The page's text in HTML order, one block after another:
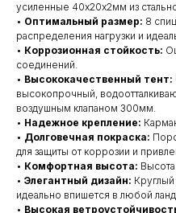
усиленные 40х20х2мм из
• Оптимальный размер: 8
распределения нагрузки и
• Коррозионная стойкость:
соединений.
• Высококачественный тент:
высокопрочный,
воздушным клапаном 300мм.
• Надежное крепление:
• Долговечная покраска:
для защиты от коррозии и
• Комфортная высота:
• Элегантный дизайн:
идеально впишется в любой
• Высокая